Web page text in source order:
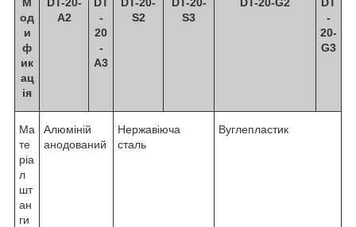
од
и
ф
ик
ац
ія
A2
-
20
-
A3
S2
S3
-
20-
G3
Ма
те
ріа
л
шт
ан
ги
Алюміній
анодований
Нержавіюча
сталь
Вуглепластик